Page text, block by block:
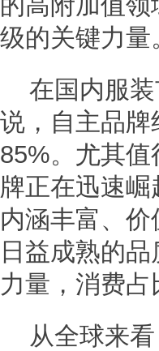
级的关键力量
在国内服
说，自主品
85%。尤其
牌正在迅速
内涵丰富、
日益成熟的
力量，消费占
从全球来